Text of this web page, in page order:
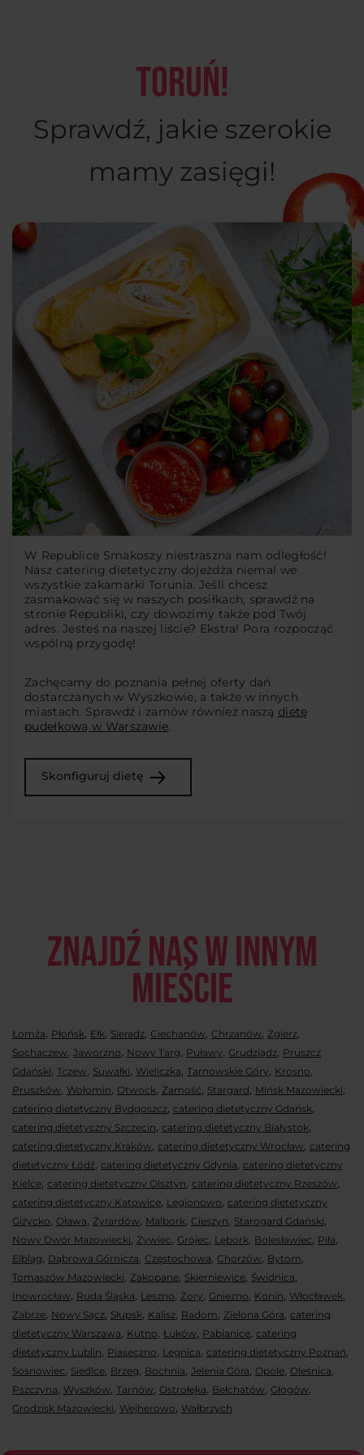
Toruń!
Sprawdź, jakie szerokie
mamy zasięgi!
W Republice Smakoszy niestraszna nam odległość!
Nasz catering dietetyczny dojeżdża niemal we
wszystkie zakamarki Torunia. Jeśli chcesz
zasmakować się w naszych posiłkach, sprawdź na
stronie Republiki, czy dowozimy także pod Twój
adres. Jesteś na naszej liście? Ekstra! Pora rozpocząć
wspólną przygodę!
Zachęcamy do poznania pełnej oferty dań
dostarczanych w Wyszkowie, a także w innych
miastach. Sprawdź i zamów również naszą dietę
pudełkową w Warszawie.
Skonfiguruj dietę
Znajdź nas w innym
mieście
Łomża, Płońsk, Ełk, Sieradz, Ciechanów, Chrzanów, Zgierz,
Sochaczew, Jaworzno, Nowy Targ, Puławy, Grudziądz, Pruszcz
Gdański, Tczew, Suwałki, Wieliczka, Tarnowskie Góry, Krosno,
Pruszków, Wołomin, Otwock, Zamość, Stargard, Mińsk Mazowiecki,
catering dietetyczny Bydgoszcz, catering dietetyczny Gdańsk,
catering dietetyczny Szczecin, catering dietetyczny Białystok,
catering dietetyczny Kraków, catering dietetyczny Wrocław, catering
dietetyczny Łódź, catering dietetyczny Gdynia, catering dietetyczny
Kielce, catering dietetyczny Olsztyn, catering dietetyczny Rzeszów,
catering dietetyczny Katowice, Legionowo, catering dietetyczny
Giżycko, Oława, Żyrardów, Malbork, Cieszyn, Starogard Gdański,
Nowy Dwór Mazowiecki, Żywiec, Grójec, Lębork, Bolesławiec, Piła,
Elbląg, Dąbrowa Górnicza, Częstochowa, Chorzów, Bytom,
Tomaszów Mazowiecki, Zakopane, Skierniewice, Świdnica,
Inowrocław, Ruda Śląska, Leszno, Żory, Gniezno, Konin, Włocławek,
Zabrze, Nowy Sącz, Słupsk, Kalisz, Radom, Zielona Góra, catering
dietetyczny Warszawa, Kutno, Łuków, Pabianice, catering
dietetyczny Lublin, Piaseczno, Legnica, catering dietetyczny Poznań,
Sosnowiec, Siedlce, Brzeg, Bochnia, Jelenia Góra, Opole, Oleśnica,
Pszczyna, Wyszków, Tarnów, Ostrołęka, Bełchatów, Głogów,
Grodzisk Mazowiecki, Wejherowo, Wałbrzych